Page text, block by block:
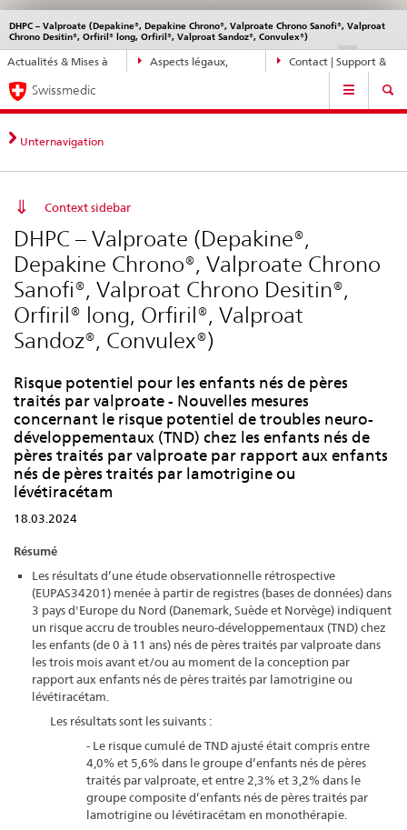
Navigation
directe:
actualités,
bases
juridiques,
contact
Actualités & Mises à
Aspects légaux,
Contact | Support &
DHPC – Valproate (Depakine®, Depakine Chrono®, Valproate Chrono Sanofi®, Valproat
Chrono Desitin®, Orfiril® long, Orfiril®, Valproat Sandoz®, Convulex®)
DE EN
Service
navigation
Navigation
Swissmedic
Unternavigation
Context sidebar
DHPC – Valproate (Depakine®,
Depakine Chrono®, Valproate Chrono
Sanofi®, Valproat Chrono Desitin®,
Orfiril® long, Orfiril®, Valproat
Sandoz®, Convulex®)
Risque potentiel pour les enfants nés de pères
traités par valproate - Nouvelles mesures
concernant le risque potentiel de troubles neuro-
développementaux (TND) chez les enfants nés de
pères traités par valproate par rapport aux enfants
nés de pères traités par lamotrigine ou
lévétiracétam
18.03.2024
Résumé
Les résultats d’une étude observationnelle rétrospective
(EUPAS34201) menée à partir de registres (bases de données) dans
3 pays d'Europe du Nord (Danemark, Suède et Norvège) indiquent
un risque accru de troubles neuro-développementaux (TND) chez
les enfants (de 0 à 11 ans) nés de pères traités par valproate dans
les trois mois avant et/ou au moment de la conception par
rapport aux enfants nés de pères traités par lamotrigine ou
lévétiracétam.
Les résultats sont les suivants :
- Le risque cumulé de TND ajusté était compris entre
4,0% et 5,6% dans le groupe d’enfants nés de pères
traités par valproate, et entre 2,3% et 3,2% dans le
groupe composite d’enfants nés de pères traités par
lamotrigine ou lévétiracétam en monothérapie.